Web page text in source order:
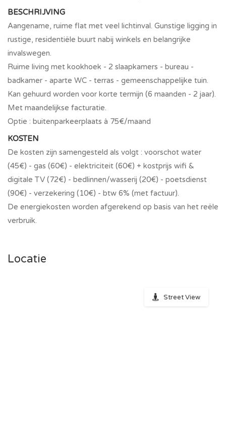
BESCHRIJVING
Aangename, ruime flat met veel lichtinval. Gunstige ligging in
rustige, residentiële buurt nabij winkels en belangrijke
invalswegen.
Ruime living met kookhoek - 2 slaapkamers - bureau -
badkamer - aparte WC - terras - gemeenschappelijke tuin.
Kan gehuurd worden voor korte termijn (6 maanden - 2 jaar).
Met maandelijkse facturatie.
Optie : buitenparkeerplaats à 75€/maand
KOSTEN
De kosten zijn samengesteld als volgt : voorschot water
(45€) - gas (60€) - elektriciteit (60€) + kostprijs wifi &
digitale TV (72€) - bedlinnen/wasserij (20€) - poetsdienst
(90€) - verzekering (10€) - btw 6% (met factuur).
De energiekosten worden afgerekend op basis van het reële
verbruik.
Locatie
Street View